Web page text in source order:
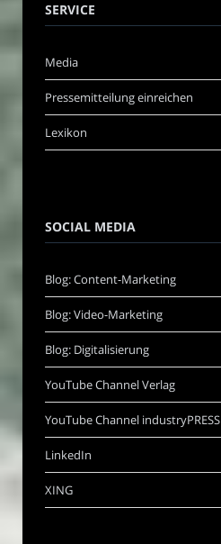
SERVICE
Media
Pressemitteilung einreichen
Lexikon
SOCIAL MEDIA
Blog: Content-Marketing
Blog: Video-Marketing
Blog: Digitalisierung
YouTube Channel Verlag
YouTube Channel industryPRESS
LinkedIn
XING